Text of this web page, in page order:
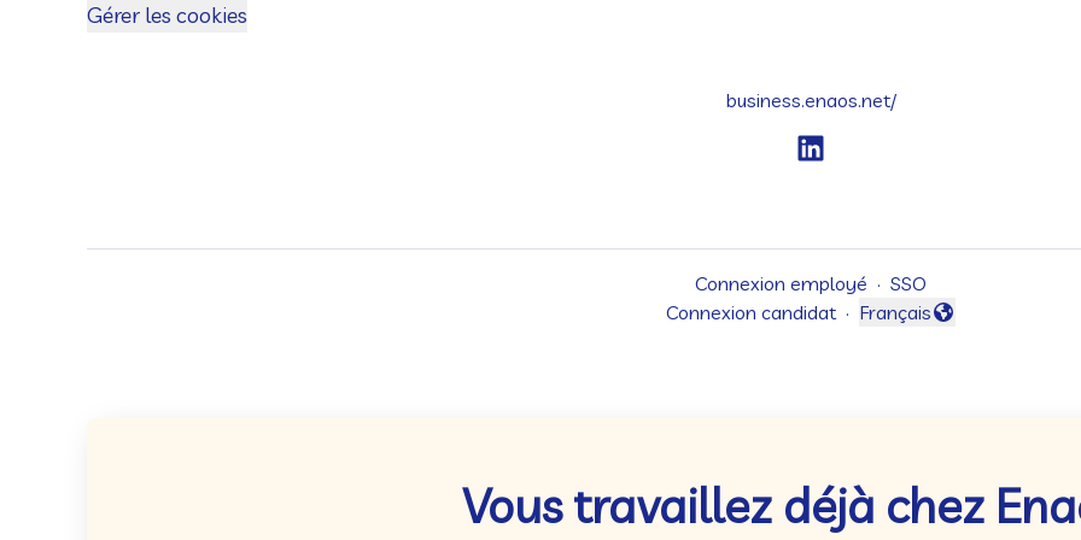
Gérer les cookies
business.enaos.net/
Connexion employé · SSO
Connexion candidat ·
Changer la langue
Français
Vous travaillez déjà chez